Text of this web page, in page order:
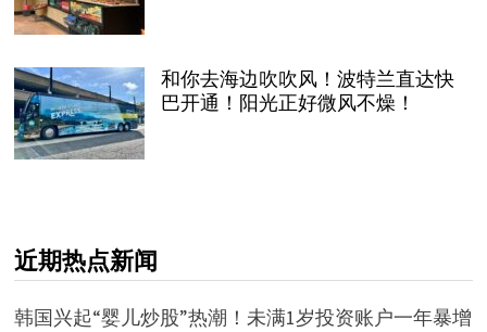
和你去海边吹吹风！波特兰直达快
巴开通！阳光正好微风不燥！
近期热点新闻
韩国兴起“婴儿炒股”热潮！未满1岁投资账户一年暴增